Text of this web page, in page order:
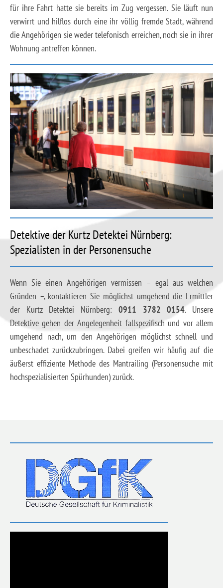
für ihre Fahrt hatte sie bereits im Zug vergessen. Sie läuft nun
verwirrt und hilflos durch eine ihr völlig fremde Stadt, während
die Angehörigen sie weder telefonisch erreichen, noch sie in ihrer
Wohnung antreffen können.
Detektive der Kurtz Detektei Nürnberg:
Spezialisten in der Personensuche
Wenn Sie einen Angehörigen vermissen – egal aus welchen
Gründen –, kontaktieren Sie möglichst umgehend die Ermittler
der Kurtz Detektei Nürnberg: 0911 3782 0154. Unsere
Detektive gehen der Angelegenheit fallspezifisch und vor allem
umgehend nach, um den Angehörigen möglichst schnell und
unbeschadet zurückzubringen. Dabei greifen wir häufig auf die
äußerst effiziente Methode des Mantrailing (Personensuche mit
hochspezialisierten Spürhunden) zurück.